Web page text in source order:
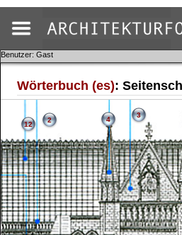
Benutzer: Gast
Wörterbuch (es):
2
3
4
12